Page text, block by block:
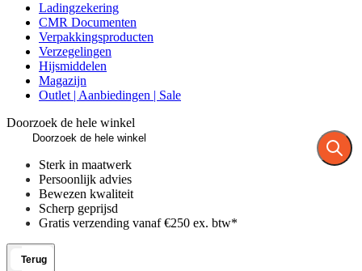
Ladingzekering
CMR Documenten
Verpakkingsproducten
Verzegelingen
Hijsmiddelen
Magazijn
Outlet | Aanbiedingen | Sale
Doorzoek de hele winkel
Sterk in maatwerk
Persoonlijk advies
Bewezen kwaliteit
Scherp geprijsd
Gratis verzending vanaf €250 ex. btw*
Terug